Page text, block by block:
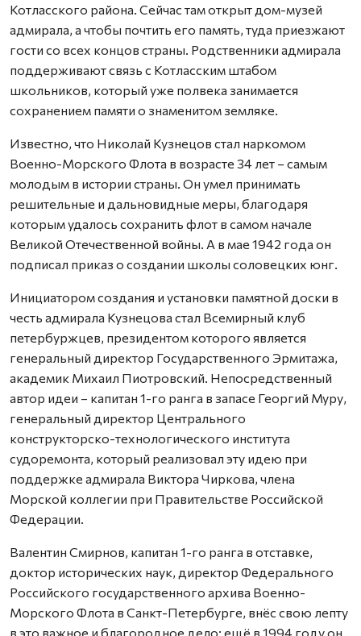
Котласского района. Сейчас там открыт дом-музей
адмирала, а чтобы почтить его память, туда приезжают
гости со всех концов страны. Родственники адмирала
поддерживают связь с Котласским штабом
школьников, который уже полвека занимается
сохранением памяти о знаменитом земляке.
Известно, что Николай Кузнецов стал наркомом
Военно-Морского Флота в возрасте 34 лет – самым
молодым в истории страны. Он умел принимать
решительные и дальновидные меры, благодаря
которым удалось сохранить флот в самом начале
Великой Отечественной войны. А в мае 1942 года он
подписал приказ о создании школы соловецких юнг.
Инициатором создания и установки памятной доски в
честь адмирала Кузнецова стал Всемирный клуб
петербуржцев, президентом которого является
генеральный директор Государственного Эрмитажа,
академик Михаил Пиотровский. Непосредственный
автор идеи – капитан 1-го ранга в запасе Георгий Муру,
генеральный директор Центрального
конструкторско-технологического института
судоремонта, который реализовал эту идею при
поддержке адмирала Виктора Чиркова, члена
Морской коллегии при Правительстве Российской
Федерации.
Валентин Смирнов, капитан 1-го ранга в отставке,
доктор исторических наук, директор Федерального
Российского государственного архива Военно-
Морского Флота в Санкт-Петербурге, внёс свою лепту
в это важное и благородное дело: ещё в 1994 году он